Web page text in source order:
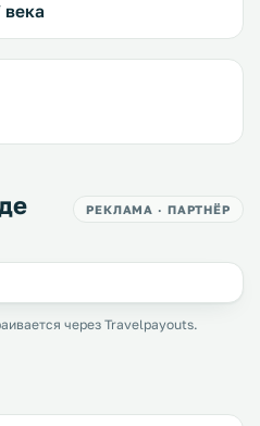
века
РЕКЛАМА · ПАРТНЁР
через Travelpayouts.